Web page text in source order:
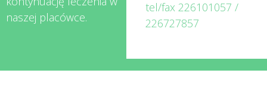
naszej placówce.
tel/fax 226101057 /
226727857